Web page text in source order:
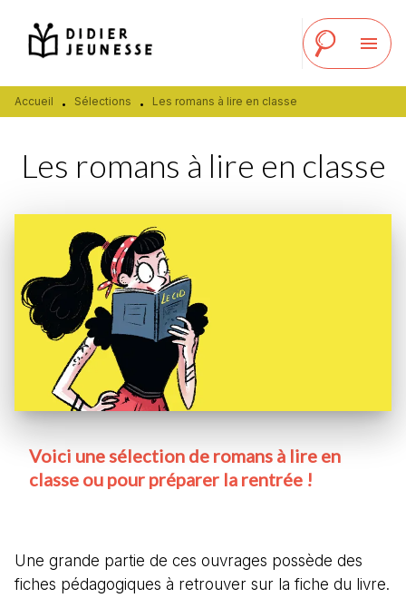
MENU RECHERCHE
PIED DE PAGE
menu
Accueil • Sélections • Les romans à lire en classe
Les romans à lire en classe
Voici une sélection de romans à lire en
classe ou pour préparer la rentrée !
Une grande partie de ces ouvrages possède des
fiches pédagogiques à retrouver sur la fiche du livre.